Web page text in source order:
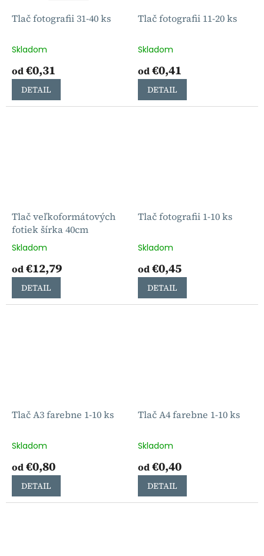
Tlač fotografii 31-40 ks
Skladom
od€0,31
DETAIL
Tlač fotografii 11-20 ks
Skladom
od€0,41
DETAIL
Tlač veľkoformátových
fotiek šírka 40cm
Skladom
od€12,79
DETAIL
Tlač fotografii 1-10 ks
Skladom
od€0,45
DETAIL
Tlač A3 farebne 1-10 ks
Skladom
od€0,80
DETAIL
Tlač A4 farebne 1-10 ks
Skladom
od€0,40
DETAIL